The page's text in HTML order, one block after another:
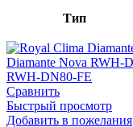
Тип
Сравнить
Быстрый просмотр
Добавить в пожелания